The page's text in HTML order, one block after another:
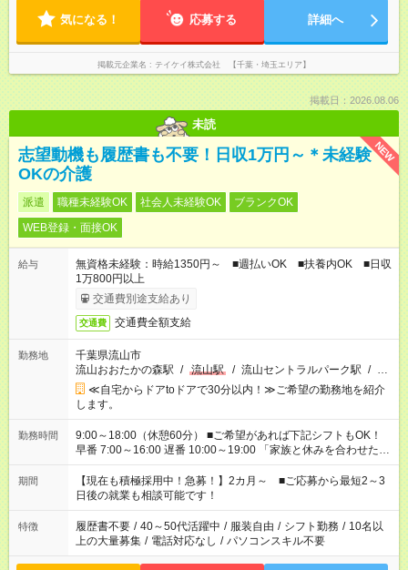
気になる！ 応募する 詳細へ
掲載元企業名 テイケイ株式会社 【千葉・埼玉エリア】
掲載日：2026.08.06
未読
NEW
志望動機も履歴書も不要！日収1万円～＊未経験
OKの介護
派遣 職種未経験OK 社会人未経験OK
ブランクOK
WEB登録・面接OK
給与
無資格未経験：時給1350円～ ■週払いOK ■扶養内OK ■日収
1万800円以上
交通費別途支給あり
交通費 交通費全額支給
勤務地
千葉県流山市
流山おおたかの森駅 / 流山駅 / 流山セントラルパーク駅 / …
≪自宅からドアtoドアで30分以内！≫ご希望の勤務地を紹介
します。
勤務時間
9:00～18:00（休憩60分） ■ご希望があれば下記シフトもOK！
早番 7:00～16:00 遅番 10:00～19:00 「家族と休みを合わせた
い」 「余裕を持って夕飯の準備がしたい」 「できれば残業はし
たくない」 など、ご希望を教えてくださいね。 ※Wワーク希望
の方へ 今ご覧のお仕事で希望する勤務時間と、もう1つのお仕事
の勤務時間。 合計で週40時間を超える場合は応募できません。
期間
【現在も積極採用中！急募！】2カ月～ ■ご応募から最短2～3
日後の就業も相談可能です！
特徴 履歴書不要 / 40～50代活躍中 / 服装自由 / シフト勤務 / 10名以
上の大量募集 / 電話対応なし / パソコンスキル不要